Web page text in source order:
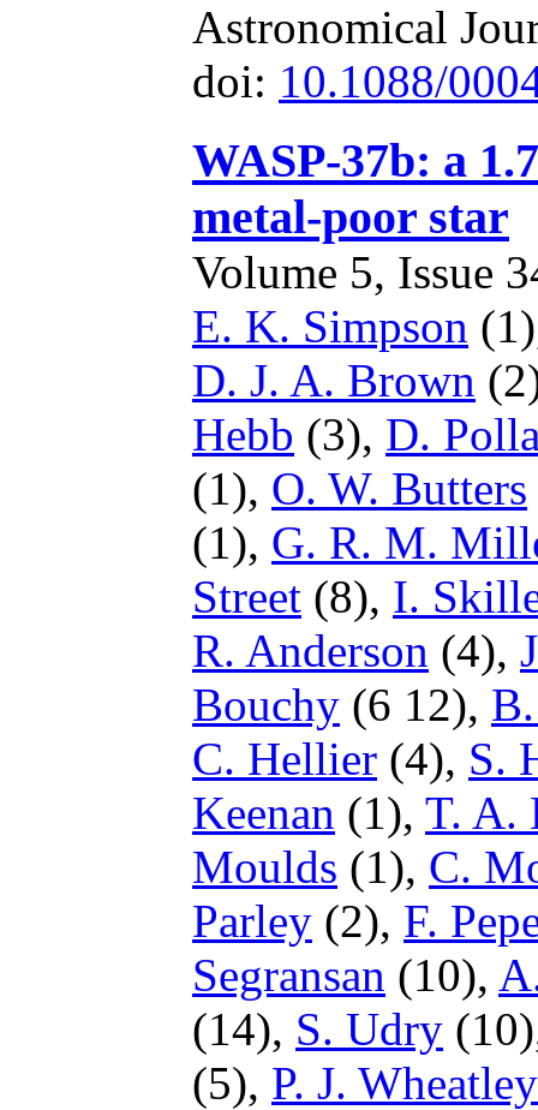
Astronomical
doi: 10.1088/
WASP-37b: a
metal-poor star
Volume 5, Issue
E. K. Simpson
D. J. A. Brown
Hebb (3), D.
(1), O. W. Butters
(1), G. R. M.
Street (8), I.
R. Anderson (4),
Bouchy (6 12),
C. Hellier (4), S.
Keenan (1), T. A.
Moulds (1), C.
Parley (2), F.
Segransan (10),
(14), S. Udry
(5), P. J. Wheatley